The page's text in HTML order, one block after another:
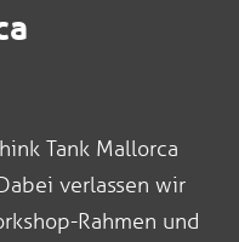
Tank Mallorca
verlassen wir
Rahmen und